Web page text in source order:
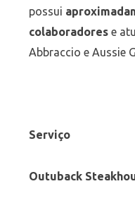
possui
colaboradorese
Abbraccio e Aussie
Serviço
Outuback